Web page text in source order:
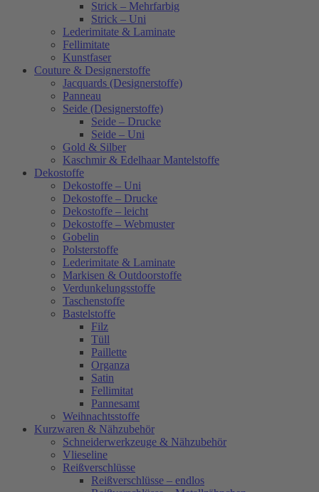
Strick – Mehrfarbig
Strick – Uni
Lederimitate & Laminate
Fellimitate
Kunstfaser
Couture & Designerstoffe
Jacquards (Designerstoffe)
Panneau
Seide (Designerstoffe)
Seide – Drucke
Seide – Uni
Gold & Silber
Kaschmir & Edelhaar Mantelstoffe
Dekostoffe
Dekostoffe – Uni
Dekostoffe – Drucke
Dekostoffe – leicht
Dekostoffe – Webmuster
Gobelin
Polsterstoffe
Lederimitate & Laminate
Markisen & Outdoorstoffe
Verdunkelungsstoffe
Taschenstoffe
Bastelstoffe
Filz
Tüll
Paillette
Organza
Satin
Fellimitat
Pannesamt
Weihnachtsstoffe
Kurzwaren & Nähzubehör
Schneiderwerkzeuge & Nähzubehör
Vlieseline
Reißverschlüsse
Reißverschlüsse – endlos